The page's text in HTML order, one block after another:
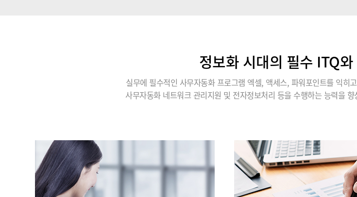
정보화 시대의 필수 ITQ
실무에 필수적인 사무자동화 프로그램 엑셀, 액세스, 파워포인트를 익히
사무자동화 네트워크 관리지원 및 전자정보처리 등을 수행하는 능력을